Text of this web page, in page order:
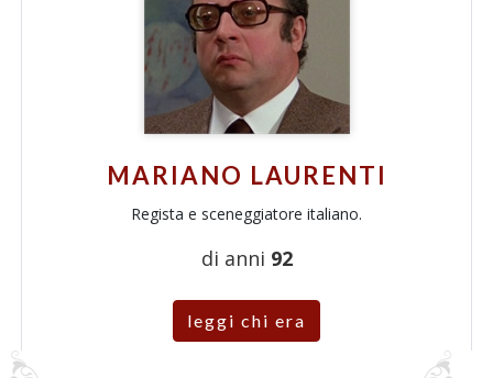
MARIANO LAURENTI
Regista e sceneggiatore italiano.
di anni 92
leggi chi era